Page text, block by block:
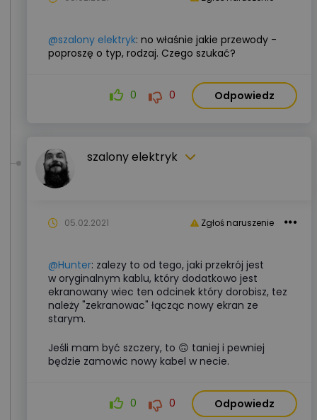
@szalony elektryk: no właśnie jakie przewody -
poproszę o typ, rodzaj. Czego szukać?
0 0 Odpowiedz
szalony elektryk
Zgłoś naruszenie
05.02.2021
@Hunter: zalezy to od tego, jaki przekrój jest
w oryginalnym kablu, który dodatkowo jest
ekranowany wiec ten odcinek który dorobisz, tez
należy "zekranowac" łącząc nowy ekran ze
starym.
Jeśli mam być szczery, to 🙃 taniej i pewniej
będzie zamowic nowy kabel w necie.
0 0 Odpowiedz